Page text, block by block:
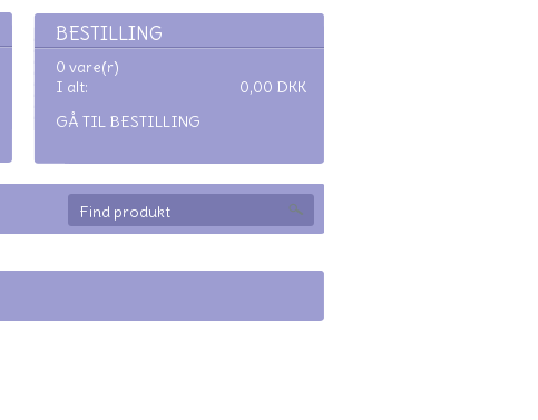
BESTILLING
0 vare(r)
I alt:
0,00 DKK
GÅ TIL BESTILLING